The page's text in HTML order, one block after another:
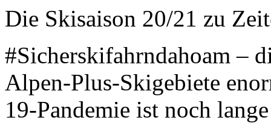
Die Skisaison 20/21 zu
#Sicherskifahrndahoam –
Alpen-Plus-Skigebiete
19-Pandemie ist noch